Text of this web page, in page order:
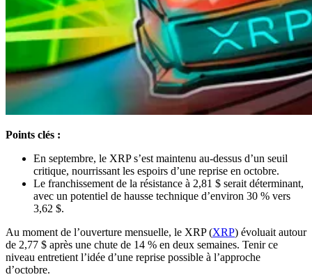
Points clés :
En septembre, le XRP s’est maintenu au-dessus d’un seuil
critique, nourrissant les espoirs d’une reprise en octobre.
Le franchissement de la résistance à 2,81 $ serait déterminant,
avec un potentiel de hausse technique d’environ 30 % vers
3,62 $.
Au moment de l’ouverture mensuelle, le XRP (XRP) évoluait autour
de 2,77 $ après une chute de 14 % en deux semaines. Tenir ce
niveau entretient l’idée d’une reprise possible à l’approche
d’octobre.